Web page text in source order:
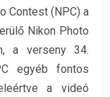
Contest (NPC) a
Nikon Photo
a verseny 34.
egyéb fontos
a videó